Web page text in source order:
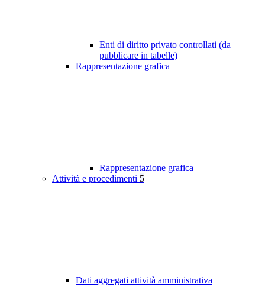
Enti di diritto privato controllati (da
pubblicare in tabelle)
Rappresentazione grafica
Rappresentazione grafica
Attività e procedimenti 5
Dati aggregati attività amministrativa